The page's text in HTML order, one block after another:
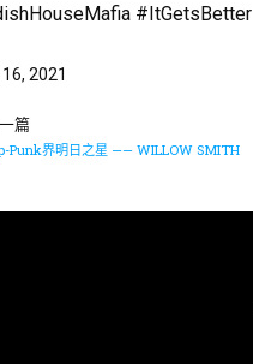
#ItGetsBetter
2021
篇
Punk界明日之星 —— WILLOW SMITH